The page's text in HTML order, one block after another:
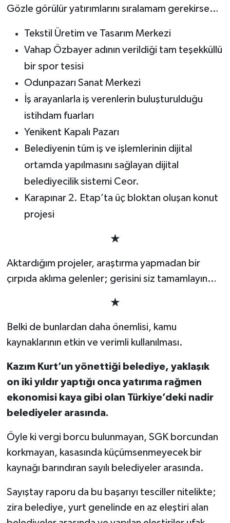
Gözle görülür yatırımlarını sıralamam gerekirse…
Tekstil Üretim ve Tasarım Merkezi
Vahap Özbayer adının verildiği tam teşekküllü
bir spor tesisi
Odunpazarı Sanat Merkezi
İş arayanlarla iş verenlerin buluşturulduğu
istihdam fuarları
Yenikent Kapalı Pazarı
Belediyenin tüm iş ve işlemlerinin dijital
ortamda yapılmasını sağlayan dijital
belediyecilik sistemi Ceor.
Karapınar 2. Etap’ta üç bloktan oluşan konut
projesi
★
Aktardığım projeler, araştırma yapmadan bir
çırpıda aklıma gelenler; gerisini siz tamamlayın…
★
Belki de bunlardan daha önemlisi, kamu
kaynaklarının etkin ve verimli kullanılması.
Kazım Kurt’un yönettiği belediye, yaklaşık
on iki yıldır yaptığı onca yatırıma rağmen
ekonomisi kaya gibi olan Türkiye’deki nadir
belediyeler arasında.
Öyle ki vergi borcu bulunmayan, SGK borcundan
korkmayan, kasasında küçümsenmeyecek bir
kaynağı barındıran sayılı belediyeler arasında.
Sayıştay raporu da bu başarıyı tesciller nitelikte;
zira belediye, yurt genelinde en az eleştiri alan